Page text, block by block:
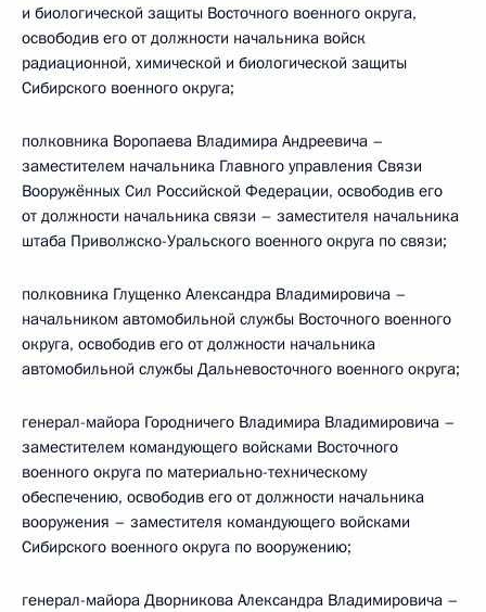
и биологической защиты Восточного военного округа,
освободив его от должности начальника войск
радиационной, химической и биологической защиты
Сибирского военного округа;
полковника Воропаева Владимира Андреевича –
заместителем начальника Главного управления Связи
Вооружённых Сил Российской Федерации, освободив его
от должности начальника связи – заместителя начальника
штаба Приволжско-Уральского военного округа по связи;
полковника Глущенко Александра Владимировича –
начальником автомобильной службы Восточного военного
округа, освободив его от должности начальника
автомобильной службы Дальневосточного военного округа;
генерал-майора Городничего Владимира Владимировича –
заместителем командующего войсками Восточного
военного округа по материально-техническому
обеспечению, освободив его от должности начальника
вооружения – заместителя командующего войсками
Сибирского военного округа по вооружению;
генерал-майора Дворникова Александра Владимировича –